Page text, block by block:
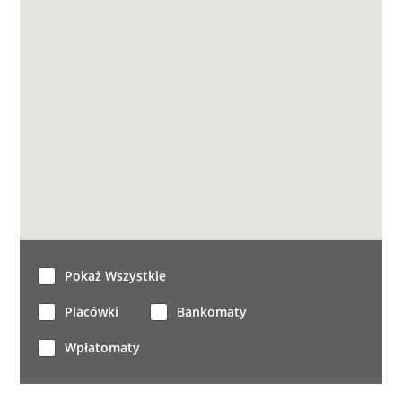
Pokaż Wszystkie
Placówki Bankomaty
Wpłatomaty